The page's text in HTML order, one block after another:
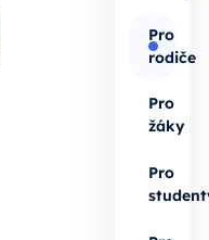
Pro
rodiče
Pro
žáky
Pro